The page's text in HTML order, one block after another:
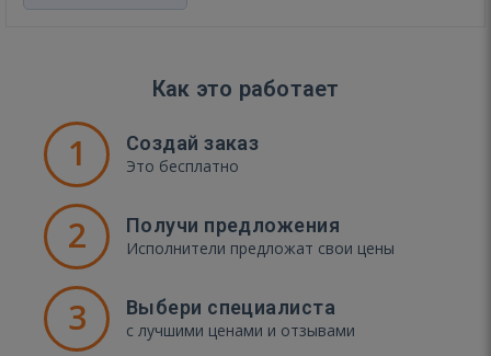
Как это работает
1 Создай заказ
Это бесплатно
2 Получи предложения
Исполнители предложат свои цены
3 Выбери специалиста
с лучшими ценами и отзывами